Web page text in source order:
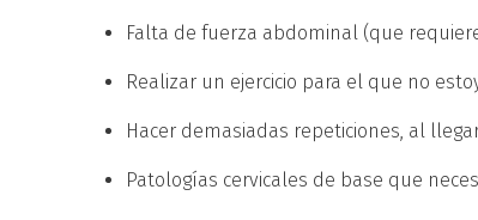
Falta de fuerza abdominal (que
Realizar un ejercicio para el que no
Hacer demasiadas repeticiones, al
Patologías cervicales de base que